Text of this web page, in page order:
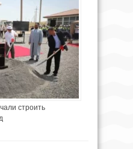
строить